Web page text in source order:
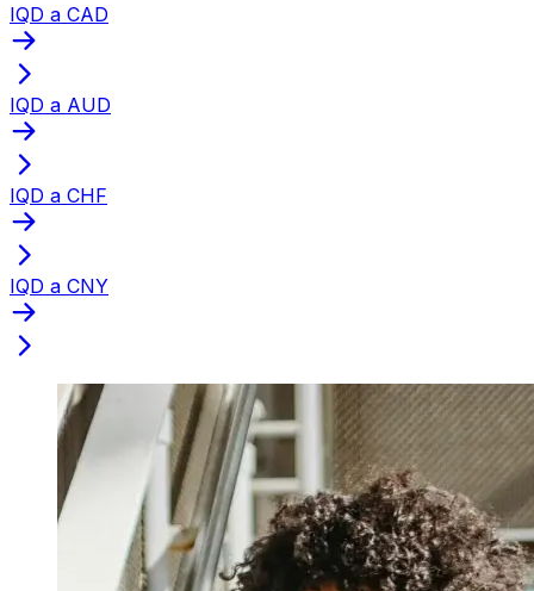
IQD a CAD
IQD a AUD
IQD a CHF
IQD a CNY